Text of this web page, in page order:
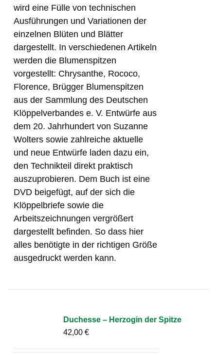
wird eine Fülle von technischen
Ausführungen und Variationen der
einzelnen Blüten und Blätter
dargestellt. In verschiedenen Artikeln
werden die Blumenspitzen
vorgestellt: Chrysanthe, Rococo,
Florence, Brügger Blumenspitzen
aus der Sammlung des Deutschen
Klöppelverbandes e. V. Entwürfe aus
dem 20. Jahrhundert von Suzanne
Wolters sowie zahlreiche aktuelle
und neue Entwürfe laden dazu ein,
den Technikteil direkt praktisch
auszuprobieren. Dem Buch ist eine
DVD beigefügt, auf der sich die
Klöppelbriefe sowie die
Arbeitszeichnungen vergrößert
dargestellt befinden. So dass hier
alles benötigte in der richtigen Größe
ausgedruckt werden kann.
Duchesse – Herzogin der Spitze
42,00€